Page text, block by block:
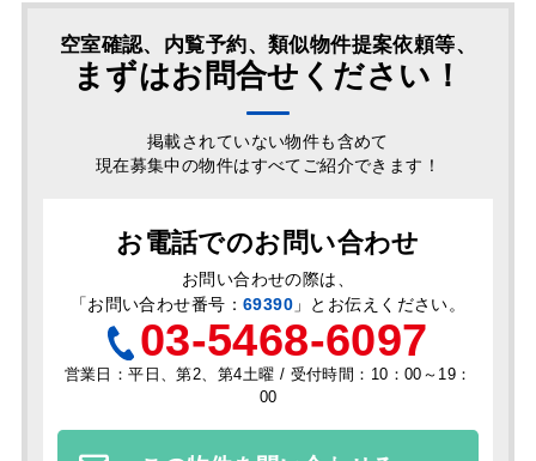
空室確認、内覧予約、類似物件提案依頼等、
まずはお問合せください！
掲載されていない物件も含めて
現在募集中の物件はすべてご紹介できます！
お電話でのお問い合わせ
お問い合わせの際は、
「お問い合わせ番号： 69390 」とお伝えください。
03-5468-6097
営業日：平日、第2、第4土曜 / 受付時間：10：00～19：
00